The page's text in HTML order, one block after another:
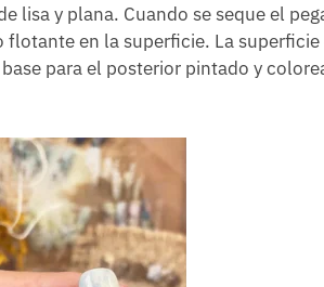
lisa y plana. Cuando se seque el
en la superficie. La
para el posterior pintado y